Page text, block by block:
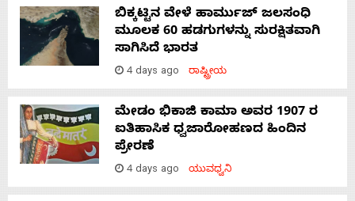
ಬಿಕ್ಕಟ್ಟಿನ ವೇಳೆ ಹಾರ್ಮುಜ್ ಜಲಸಂಧಿ
ಮೂಲಕ 60 ಹಡಗುಗಳನ್ನು ಸುರಕ್ಷಿತವಾಗಿ
ಸಾಗಿಸಿದೆ ಭಾರತ
4 days ago ರಾಷ್ಟ್ರೀಯ
ಮೇಡಂ ಭಿಕಾಜಿ ಕಾಮಾ ಅವರ 1907 ರ
ಐತಿಹಾಸಿಕ ಧ್ವಜಾರೋಹಣದ ಹಿಂದಿನ
ಪ್ರೇರಣೆ
4 days ago ಯುವಧ್ವನಿ